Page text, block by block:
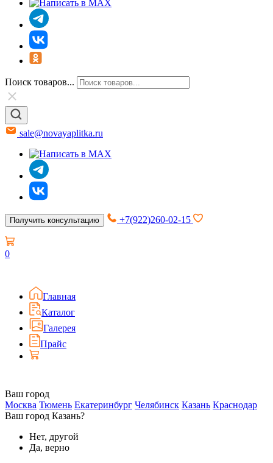
Поиск товаров...
sale@novayaplitka.ru
Получить консультацию +7(922)260-02-15
0
Главная
Каталог
Галерея
Прайс
Ваш город
Москва Тюмень Екатеринбург Челябинск Казань Краснодар
Ваш город Казань?
Нет, другой
Да, верно